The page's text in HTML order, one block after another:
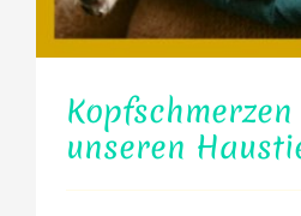
unseren